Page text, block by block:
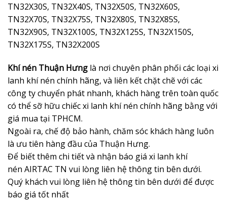
TN32X30S, TN32X40S, TN32X50S, TN32X60S,
TN32X70S, TN32X75S, TN32X80S, TN32X85S,
TN32X90S, TN32X100S, TN32X125S, TN32X150S,
TN32X175S, TN32X200S
Khí nén Thuận Hưng là nơi chuyên phân phối các loại xi
lanh khí nén chính hãng, và liên kết chặt chẽ với các
công ty chuyển phát nhanh, khách hàng trên toàn quốc
có thể sỡ hữu chiếc xi lanh khí nén chính hãng bằng với
giá mua tại TPHCM.
Ngoài ra, chế độ bảo hành, chăm sóc khách hàng luôn
là ưu tiên hàng đầu của Thuận Hưng.
Để biết thêm chi tiết và nhận báo giá xi lanh khí
nén AIRTAC TN vui lòng liên hệ thông tin bên dưới.
Quý khách vui lòng liên hệ thông tin bên dưới để được
báo giá tốt nhất